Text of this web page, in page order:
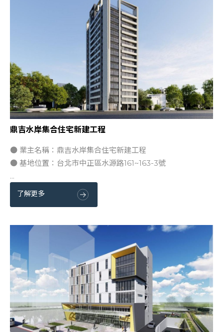
鼎吉水岸集合住宅新建工程
● 業主名稱：鼎吉水岸集合住宅新建工程
● 基地位置：台北市中正區水源路161~163-3號
...
了解更多